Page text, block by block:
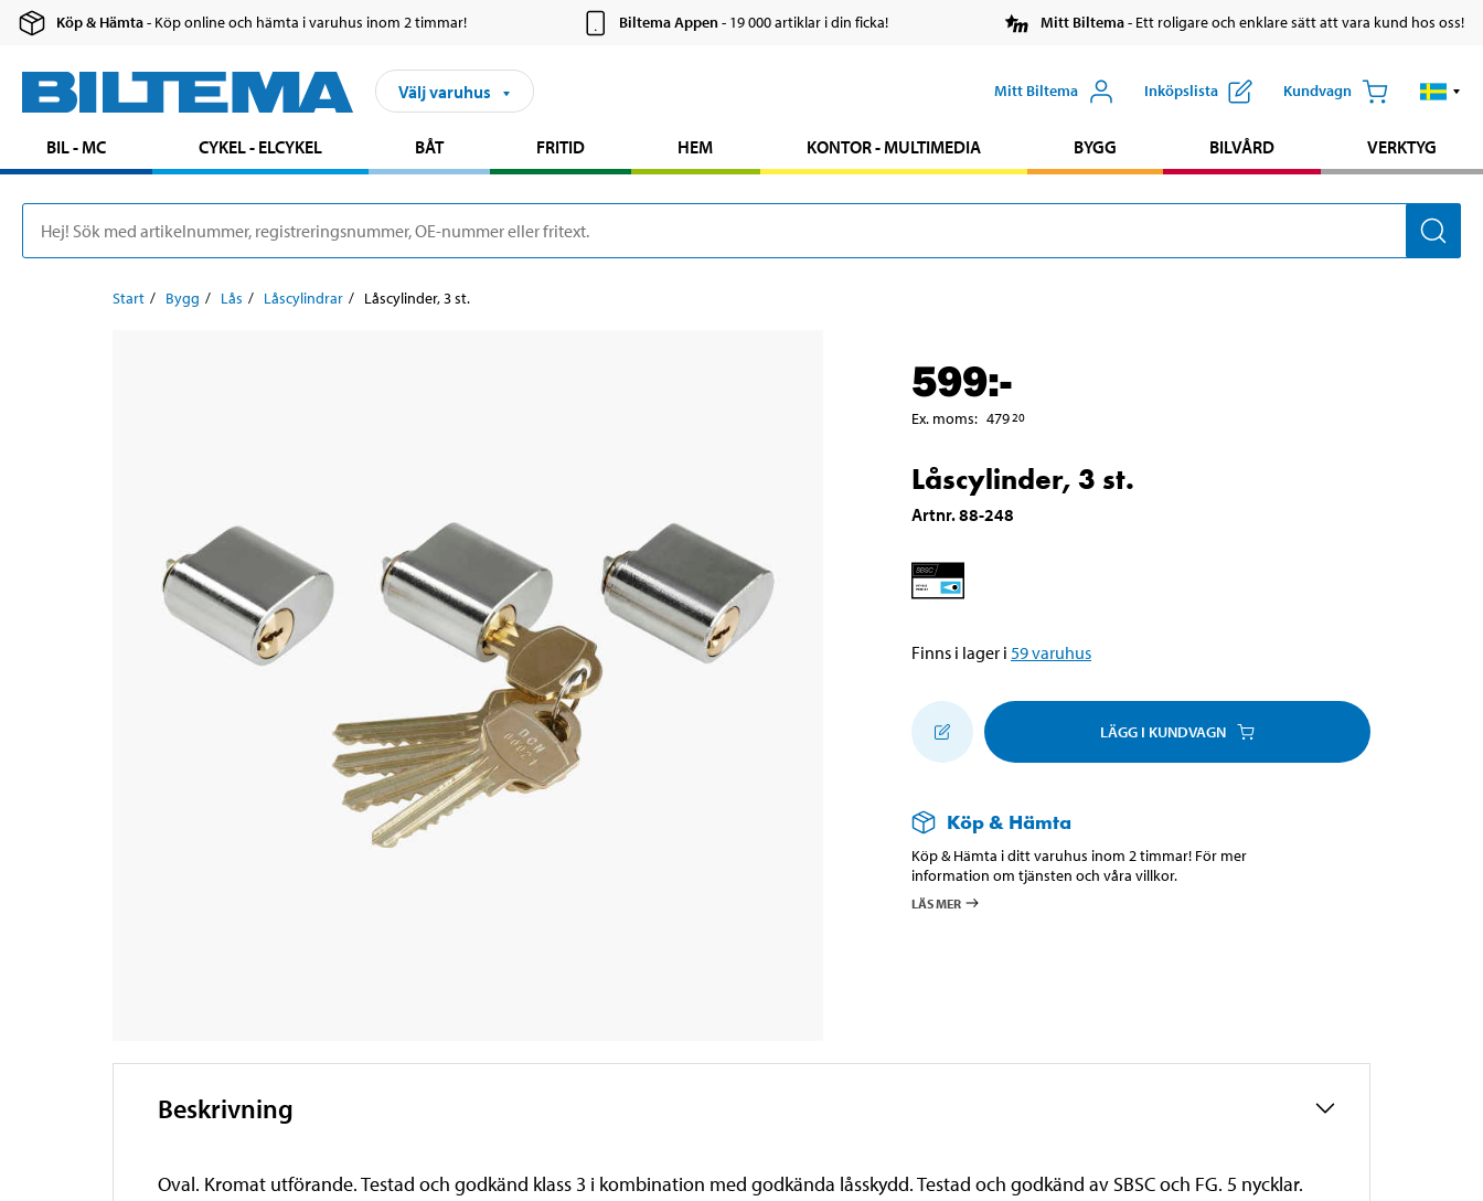
Köp & Hämta- Köp online och hämta i varuhus inom 2 timmar! Biltema Appen- 19 000 artiklar i din ficka! Mitt Biltema- Ett roligare och enklare sätt att vara kund hos oss!
Välj varuhus Mitt Biltema Inköpslista Kundvagn
BIL - MC CYKEL - ELCYKEL BÅT FRITID HEM KONTOR - MULTIMEDIA BYGG BILVÅRD VERKTYG
Start Bygg Lås Låscylindrar Låscylinder, 3 st.
599:-
Ex. moms: 479 20
Låscylinder, 3 st.
Artnr.88-248
Finns i lager i 59varuhus
LÄGG I KUNDVAGN
Köp & Hämta
Köp & Hämta i ditt varuhus inom 2 timmar! För mer
information om tjänsten och våra villkor.
LÄS MER
Beskrivning
Oval. Kromat utförande. Testad och godkänd klass 3 i kombination med godkända låsskydd. Testad och godkänd av SBSC och FG. 5 nycklar.